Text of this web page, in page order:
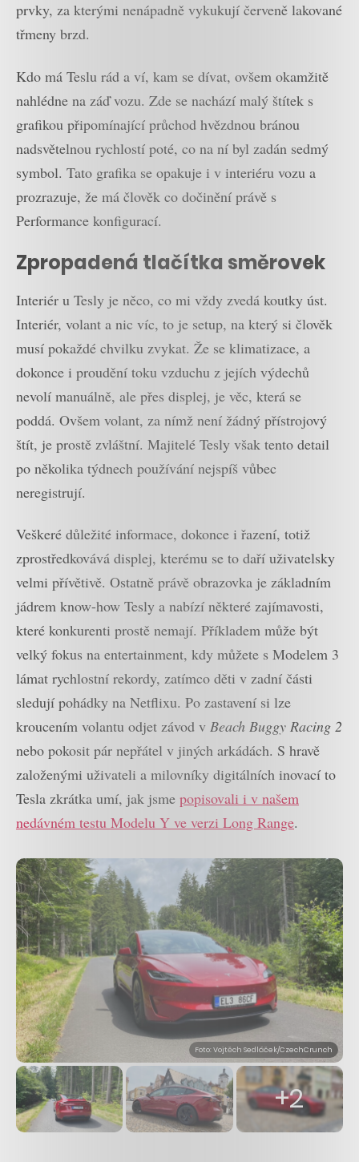
prvky, za kterými nenápadně vykukují červeně lakované
třmeny brzd.
Kdo má Teslu rád a ví, kam se dívat, ovšem okamžitě
nahlédne na záď vozu. Zde se nachází malý štítek s
grafikou připomínající průchod hvězdnou bránou
nadsvětelnou rychlostí poté, co na ní byl zadán sedmý
symbol. Tato grafika se opakuje i v interiéru vozu a
prozrazuje, že má člověk co dočinění právě s
Performance konfigurací.
Zpropadená tlačítka směrovek
Interiér u Tesly je něco, co mi vždy zvedá koutky úst.
Interiér, volant a nic víc, to je setup, na který si člověk
musí pokaždé chvilku zvykat. Že se klimatizace, a
dokonce i proudění toku vzduchu z jejích výdechů
nevolí manuálně, ale přes displej, je věc, která se
poddá. Ovšem volant, za nímž není žádný přístrojový
štít, je prostě zvláštní. Majitelé Tesly však tento detail
po několika týdnech používání nejspíš vůbec
neregistrují.
Veškeré důležité informace, dokonce i řazení, totiž
zprostředkovává displej, kterému se to daří uživatelsky
velmi přívětivě. Ostatně právě obrazovka je základním
jádrem know-how Tesly a nabízí některé zajímavosti,
které konkurenti prostě nemají. Příkladem může být
velký fokus na entertainment, kdy můžete s Modelem 3
lámat rychlostní rekordy, zatímco děti v zadní části
sledují pohádky na Netflixu. Po zastavení si lze
kroucením volantu odjet závod v Beach Buggy Racing 2
nebo pokosit pár nepřátel v jiných arkádách. S hravě
založenými uživateli a milovníky digitálních inovací to
Tesla zkrátka umí, jak jsme popisovali i v našem
nedávném testu Modelu Y ve verzi Long Range.
Foto: Vojtěch Sedláček/CzechCrunch
+2